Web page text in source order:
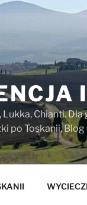
Chianti.
po Toskanii.